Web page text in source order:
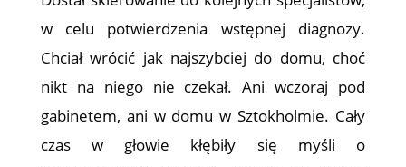
w celu potwierdzenia wstępnej diagnozy.
Chciał wrócić jak najszybciej do domu, choć
nikt na niego nie czekał. Ani wczoraj pod
gabinetem, ani w domu w Sztokholmie. Cały
czas w głowie kłębiły się myśli o